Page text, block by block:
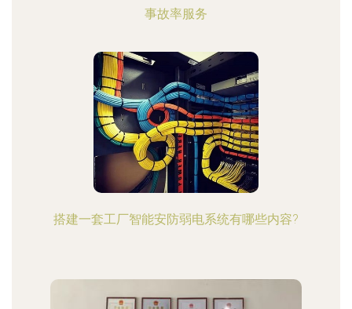
事故率服务
搭建一套工厂智能安防弱电系统有哪些内容?